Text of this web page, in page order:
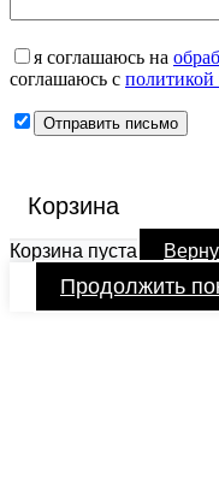
я соглашаюсь на
соглашаюсь с политикой
Корзина
Корзина пуста
Продолжить